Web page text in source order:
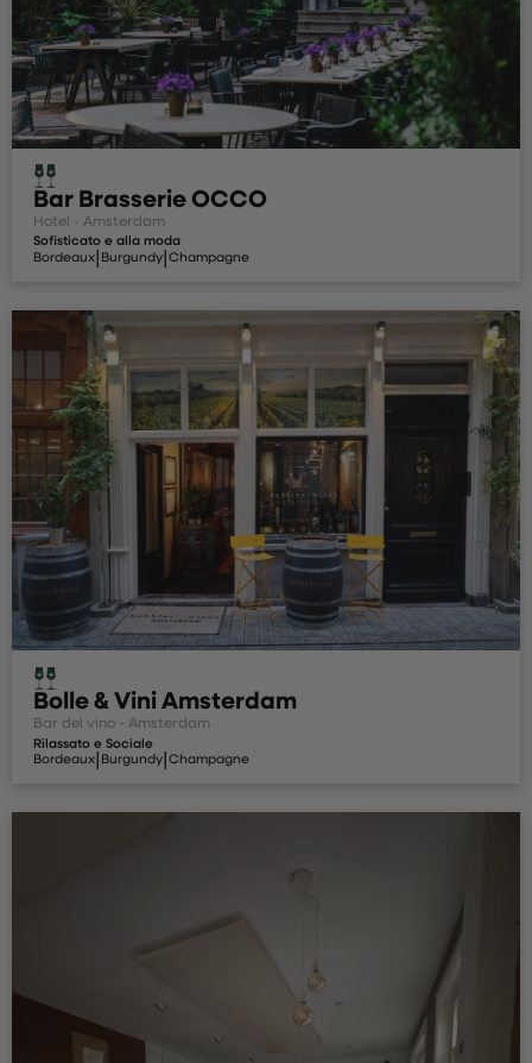
Bar Brasserie OCCO
Hotel - Amsterdam
Sofisticato e alla moda
Bordeaux| Burgundy|Champagne
Bolle & Vini Amsterdam
Bar del vino - Amsterdam
Rilassato e Sociale
Bordeaux| Burgundy|Champagne